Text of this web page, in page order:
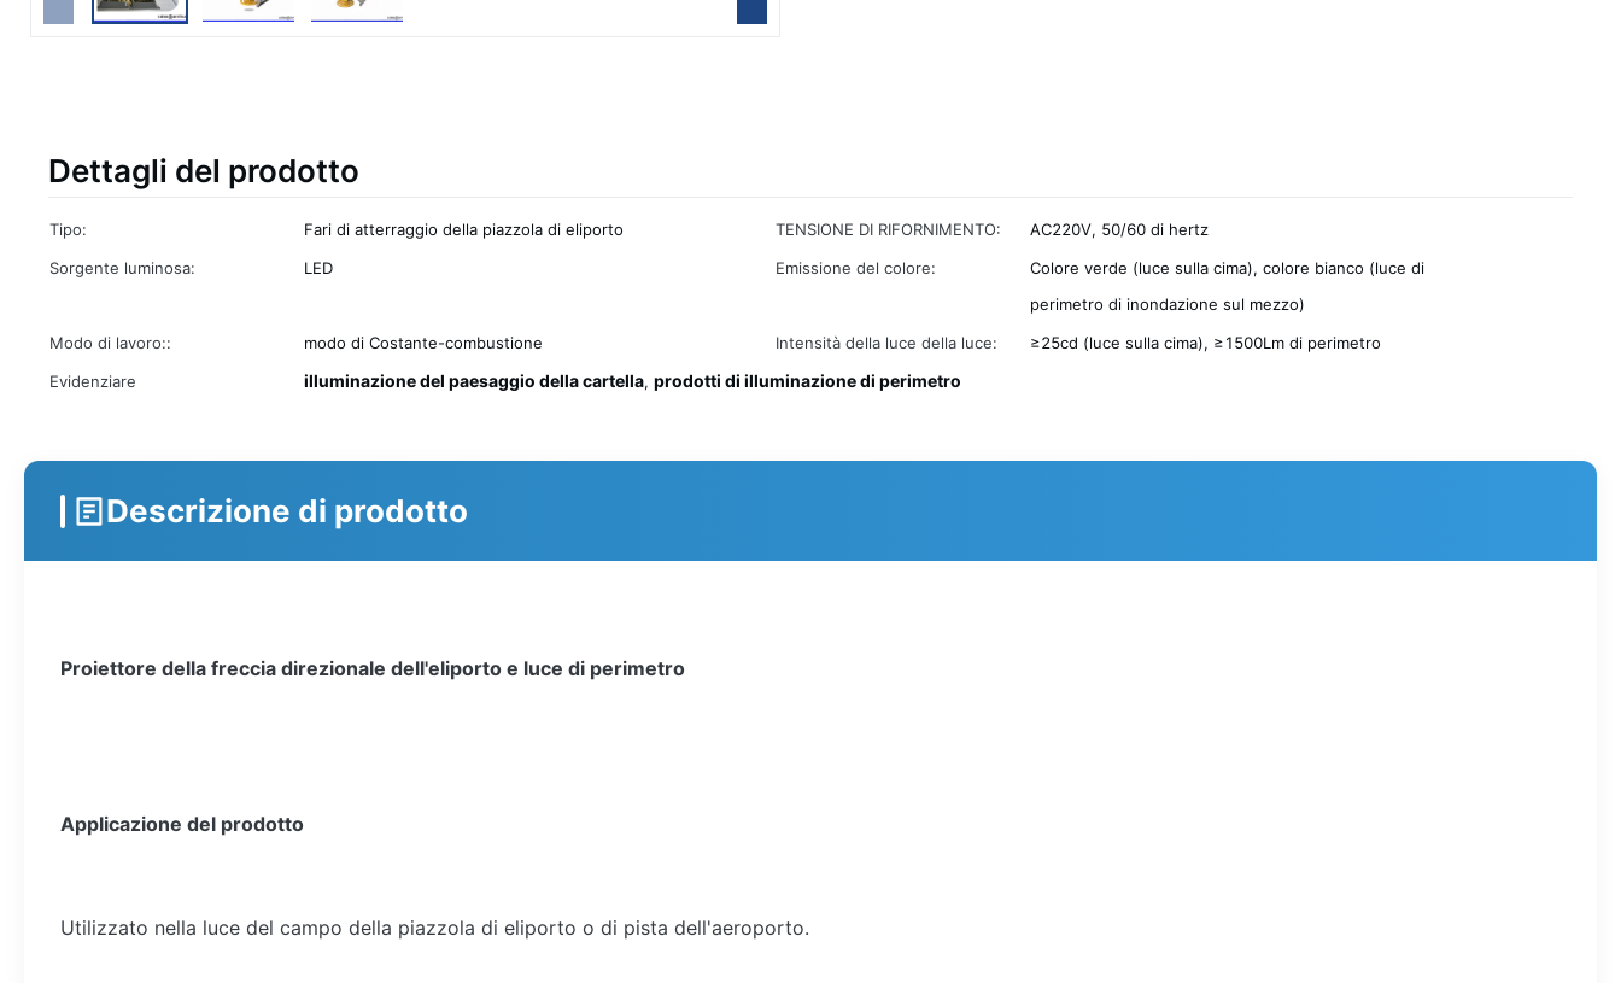
Dettagli del prodotto
Tipo: Fari di atterraggio della piazzola di eliporto TENSIONE DI RIFORNIMENTO:
AC220V, 50/60 di hertz
Sorgente luminosa:
LED Emissione del colore:
Colore verde (luce sulla cima), colore bianco (luce di
perimetro di inondazione sul mezzo)
Modo di lavoro::
modo di Costante-combustione Intensità della luce della luce:
≥25cd (luce sulla cima), ≥1500Lm di perimetro
Evidenziare
illuminazione del paesaggio della cartella, prodotti di illuminazione di perimetro
Descrizione di prodotto
Proiettore della freccia direzionale dell'eliporto e luce di perimetro
Applicazione del prodotto
Utilizzato nella luce del campo della piazzola di eliporto o di pista dell'aeroporto.